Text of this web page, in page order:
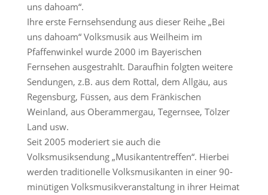
uns dahoam“.
Ihre erste Fernsehsendung aus dieser Reihe „Bei
uns dahoam“ Volksmusik aus Weilheim im
Pfaffenwinkel wurde 2000 im Bayerischen
Fernsehen ausgestrahlt. Daraufhin folgten weitere
Sendungen, z.B. aus dem Rottal, dem Allgäu, aus
Regensburg, Füssen, aus dem Fränkischen
Weinland, aus Oberammergau, Tegernsee, Tölzer
Land usw.
Seit 2005 moderiert sie auch die
Volksmusiksendung „Musikantentreffen“. Hierbei
werden traditionelle Volksmusikanten in einer 90-
minütigen Volksmusikveranstaltung in ihrer Heimat